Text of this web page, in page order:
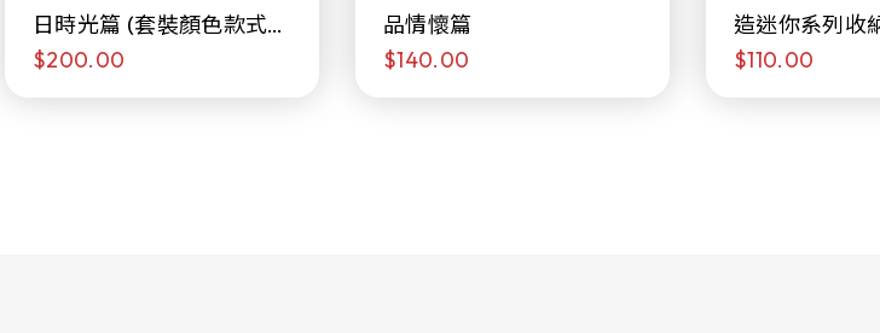
日時光篇 (套裝顏色款式隨
機販售)
$200.00
品情懷篇
$140.00
造迷你系列收
日限定發售)
$110.00